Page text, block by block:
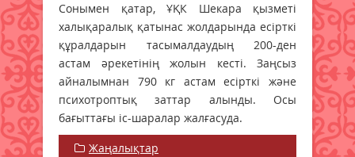
Сонымен қатар, ҰҚК Шекара қызметі
халықаралық қатынас жолдарында есірткі
құралдарын тасымалдаудың 200-ден
астам әрекетінің жолын кесті. Заңсыз
айналымнан 790 кг астам есірткі және
психотроптық заттар алынды. Осы
бағыттағы іс-шаралар жалғасуда.
Жаңалықтар